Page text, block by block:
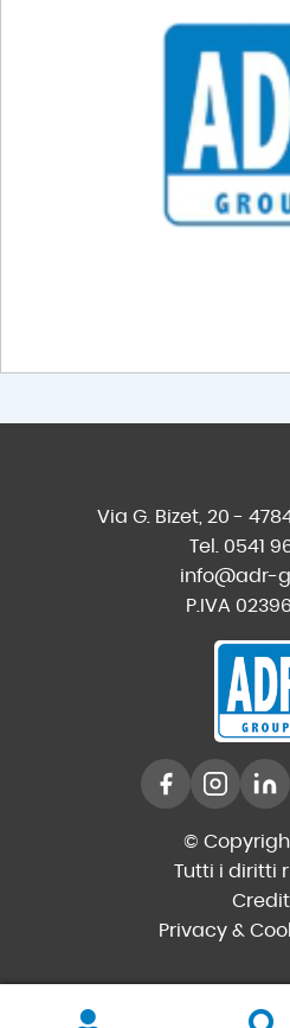
Via G. Bizet, 20 -
Tel. 0541
info@adr-
P.IVA
©
Tutti i diritti
Privacy &